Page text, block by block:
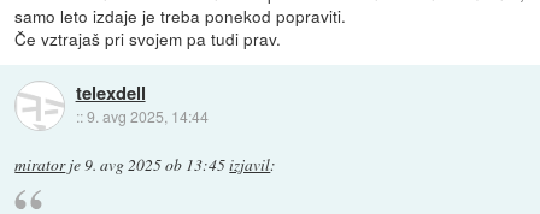
samo leto izdaje je treba ponekod popraviti.
Če vztrajaš pri svojem pa tudi prav.
telexdell
::9. avg 2025, 14:44
miratorje9. avg 2025 ob 13:45izjavil: